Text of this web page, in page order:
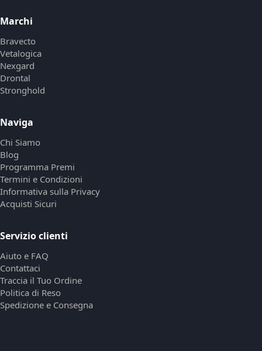
Marchi
Bravecto
Vetalogica
Nexgard
Drontal
Stronghold
Naviga
Chi Siamo
Blog
Programma Premi
Termini e Condizioni
Informativa sulla Privacy
Acquisti Sicuri
Servizio clienti
Aiuto e FAQ
Contattaci
Traccia il Tuo Ordine
Politica di Reso
Spedizione e Consegna